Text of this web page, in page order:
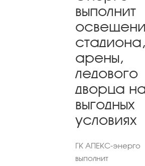
выполнит
стадиона,
арены,
ледового
дворца
выгодных
условиях
ГК АПЕКС-энерго
выполнит